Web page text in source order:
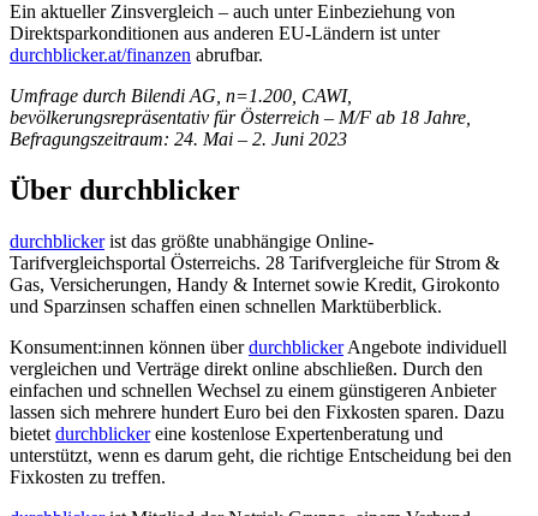
Ein aktueller Zinsvergleich – auch unter Einbeziehung von
Direktsparkonditionen aus anderen EU-Ländern ist unter
durchblicker.at/finanzen abrufbar.
Umfrage durch Bilendi AG, n=1.200, CAWI,
bevölkerungsrepräsentativ für Österreich – M/F ab 18 Jahre,
Befragungszeitraum: 24. Mai – 2. Juni 2023
Über durchblicker
durchblickerist das größte unabhängige Online-
Tarifvergleichsportal Österreichs. 28 Tarifvergleiche für Strom &
Gas, Versicherungen, Handy & Internet sowie Kredit, Girokonto
und Sparzinsen schaffen einen schnellen Marktüberblick.
Konsument:innen können überdurchblickerAngebote individuell
vergleichen und Verträge direkt online abschließen. Durch den
einfachen und schnellen Wechsel zu einem günstigeren Anbieter
lassen sich mehrere hundert Euro bei den Fixkosten sparen. Dazu
bietet durchblickereine kostenlose Expertenberatung und
unterstützt, wenn es darum geht, die richtige Entscheidung bei den
Fixkosten zu treffen.